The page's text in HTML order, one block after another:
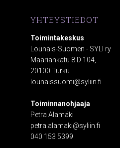
YHTEYSTIEDOT
Toimintakeskus
Lounais-Suomen - SYLI ry
Maariankatu 8 D 104,
20100 Turku
lounaissuomi@syliin.fi
Toiminnanohjaaja
Petra Alamäki
petra.alamaki@syliin.fi
040 153 5399